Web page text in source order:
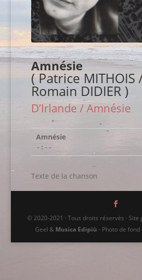
Amnésie
( Patrice MITHOIS
Romain DIDIER )
D’Irlande / Amnésie
Amnésie
-:--
Texte de la chanson
© 2020-2021 · Tous droits réservés ·
Geel & Musica Edipiù - Photo de